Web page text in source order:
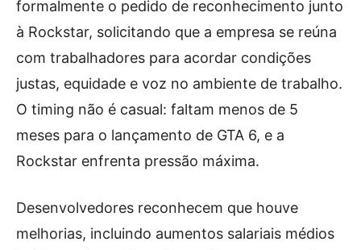
formalmente o pedido de reconhecimento junto
à Rockstar, solicitando que a empresa se reúna
com trabalhadores para acordar condições
justas, equidade e voz no ambiente de trabalho.
O timing não é casual: faltam menos de 5
meses para o lançamento de GTA 6, e a
Rockstar enfrenta pressão máxima.
Desenvolvedores reconhecem que houve
melhorias, incluindo aumentos salariais médios